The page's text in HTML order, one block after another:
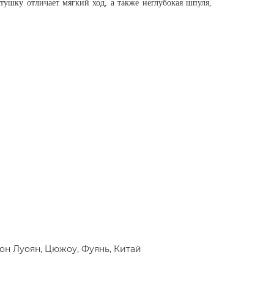
отличает мягкий ход, а также неглубокая шпуля,
Луоян, Цюжоу, Фуянь, Китай